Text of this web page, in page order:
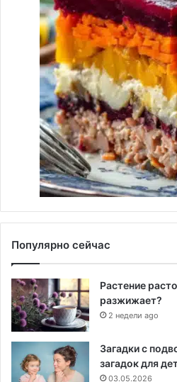
Популярно сейчас
Растение
разжижает?
2 недели ago
Загадки с
загадок для
03.05.2026